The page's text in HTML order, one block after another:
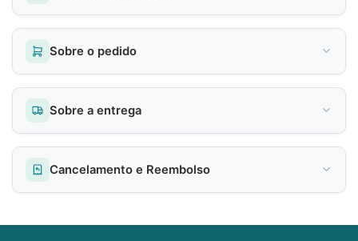
Sobre o pedido
Sobre a entrega
Cancelamento e Reembolso